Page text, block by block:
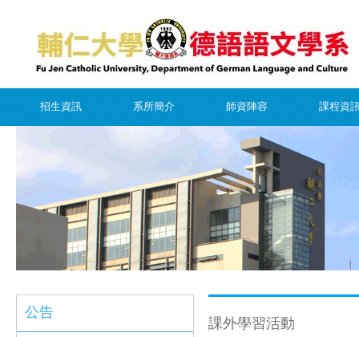
招生資訊 系所簡介 師資陣容 課程資
公告
課外學習活動